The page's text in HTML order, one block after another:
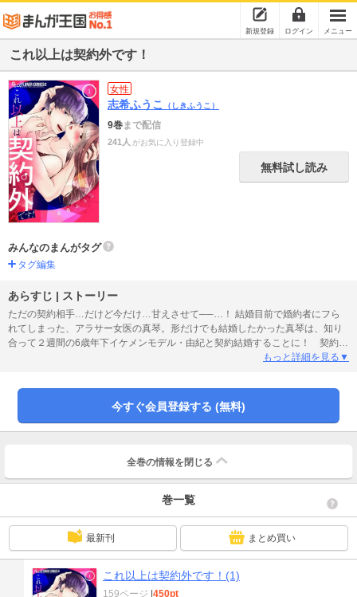
新規登録 ログイン メニュー
これ以上は契約外です！
女性
志希ふうこ （しきふうこ）
9巻まで配信
241人 がお気に入り登録中
無料試し読み
みんなのまんがタグ
タグ編集
あらすじ | ストーリー
ただの契約相手…だけど今だけ…甘えさせて──…！ 結婚目前で婚約者にフら
れてしまった、アラサー女医の真琴。形だけでも結婚したかった真琴は、知り
合って２週間の6歳年下イケメンモデル・由紀と契約結婚することに！ 契約だ
けの関係だったのに、由紀の優しさや色気に真琴は彼を男として意識し始め
もっと詳細を見る▼
今すぐ会員登録する (無料)
全巻の情報を 閉じる
巻一覧
最新刊 まとめ買い
これ以上は契約外です！(1)
159ページ |450pt